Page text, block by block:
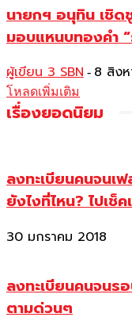
นายกฯ อนุทิน เชิ
มอบแหนบทองคำ
ผู้เขียน 3 SBN - 8 สิง
โหลดเพิ่มเติม
เรื่องยอดนิยม
ลงทะเบียนคนจนเ
ยังไงที่ไหน? ไปเช็ค
30 มกราคม 2018
ลงทะเบียนคนจนร
ตามด่วนๆ